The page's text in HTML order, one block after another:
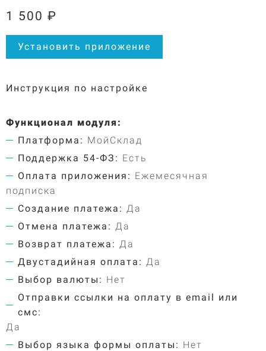
1 500 ₽
Установить приложение
Инструкция по настройке
Функционал модуля:
Платформа: МойСклад
Поддержка 54-ФЗ: Есть
Оплата приложения: Ежемесячная
подписка
Создание платежа: Да
Отмена платежа: Да
Возврат платежа: Да
Двустадийная оплата: Да
Выбор валюты: Нет
Отправки ссылки на оплату в email или
смс:
Да
Выбор языка формы оплаты: Нет